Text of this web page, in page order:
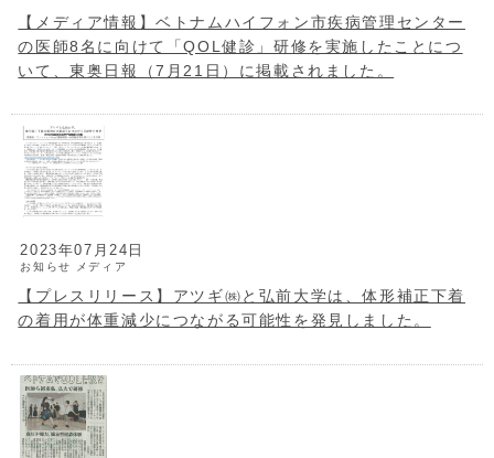
【メディア情報】ベトナムハイフォン市疾病管理センター
の医師8名に向けて「QOL健診」研修を実施したことにつ
いて、東奥日報（7月21日）に掲載されました。
2023年07月24日
お知らせ メディア
【プレスリリース】アツギ㈱と弘前大学は、体形補正下着
の着用が体重減少につながる可能性を発見しました。